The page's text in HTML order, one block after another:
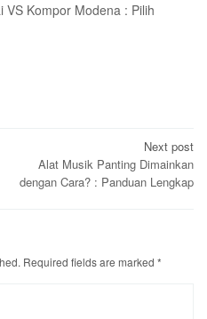
VS Kompor Modena : Pilih
Next post
Alat Musik Panting Dimainkan
dengan Cara? : Panduan Lengkap
Required fields are marked *